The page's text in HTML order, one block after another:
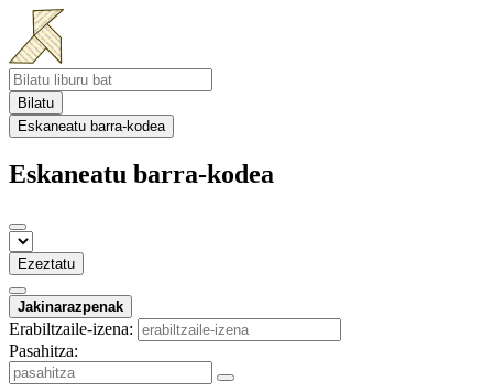
Bilatu
Eskaneatu barra-kodea
Eskaneatu barra-kodea
Ezeztatu
Jakinarazpenak
Erabiltzaile-izena:
Pasahitza: